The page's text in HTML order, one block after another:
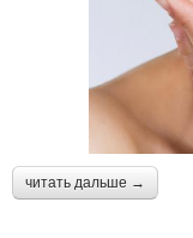
читать дальше →